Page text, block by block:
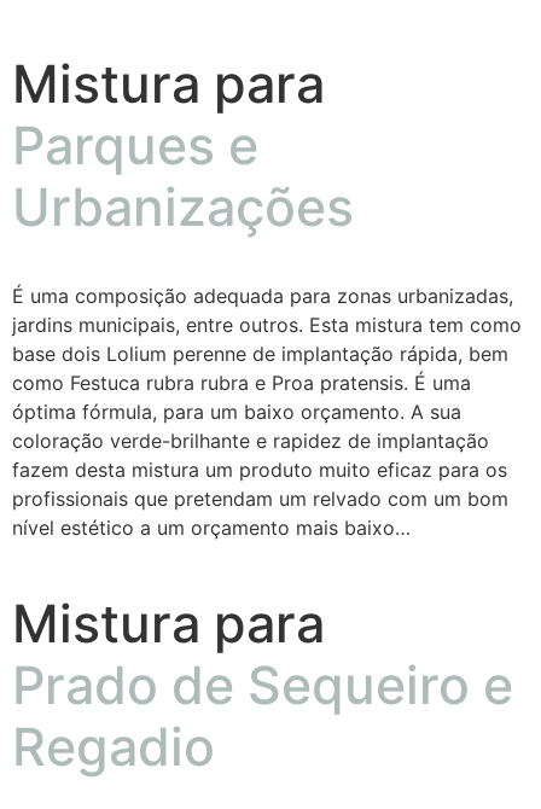
Mistura para
Parques e
Urbanizações
É uma composição adequada para zonas urbanizadas,
jardins municipais, entre outros. Esta mistura tem como
base dois Lolium perenne de implantação rápida, bem
como Festuca rubra rubra e Proa pratensis. É uma
óptima fórmula, para um baixo orçamento. A sua
coloração verde-brilhante e rapidez de implantação
fazem desta mistura um produto muito eficaz para os
profissionais que pretendam um relvado com um bom
nível estético a um orçamento mais baixo…
Mistura para
Prado de Sequeiro e
Regadio